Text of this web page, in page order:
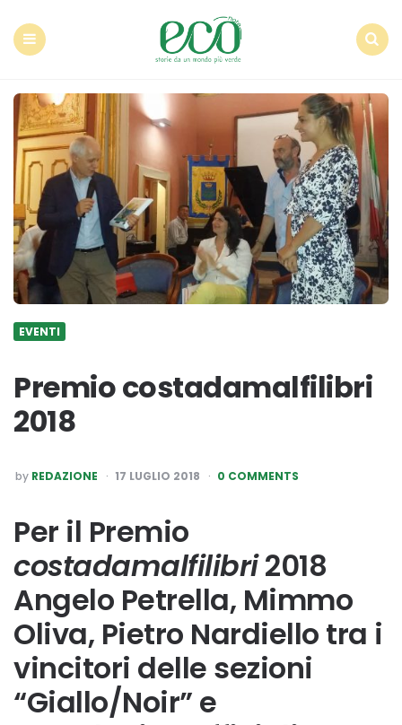
EVENTI
Premio costadamalfilibri
2018
POSTED
BY
by REDAZIONE 17 LUGLIO 2018 0 COMMENTS
Per il Premio
costadamalfilibri2018
Angelo Petrella, Mimmo
Oliva, Pietro Nardiello tra i
vincitori delle sezioni
“Giallo/Noir” e